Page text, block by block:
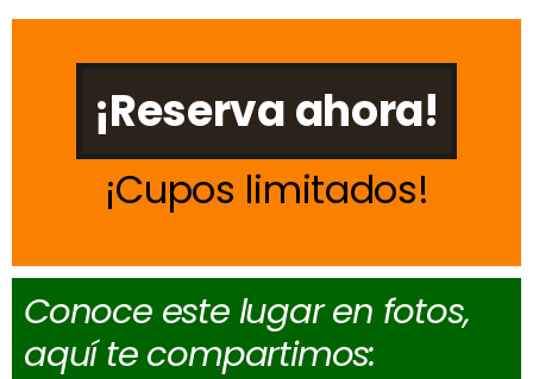
¡Reserva ahora!
Cupos limitados
Conoce este lugar en fotos,
aquí te compartimos: